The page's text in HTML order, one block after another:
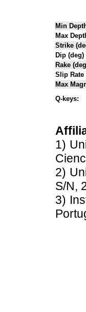
Min
Max
Strike
Dip (deg)
Rake
Slip Rate
Max
Q-keys:
1)
2)
S/N,
3)